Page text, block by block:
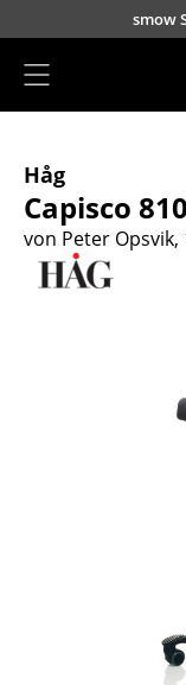
Direkt zumsmow
Sitzmöbel
Sofas
Håg
Capisco
von Peter Opsvik,